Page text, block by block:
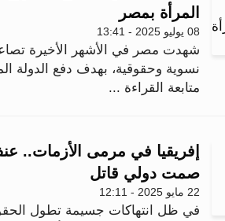
المرأة بمصر
08 يوليو 2025 - 13:41
شهدت مصر في الأشهر الأخيرة
نسوية وحقوقية، بهدف دفع الدولة
متابعة القراءة ...
إفريقيا في مرمى
صمت دولي قاتل
22 مايو 2025 - 12:11
في ظل انتهاكات جسيمة تطول